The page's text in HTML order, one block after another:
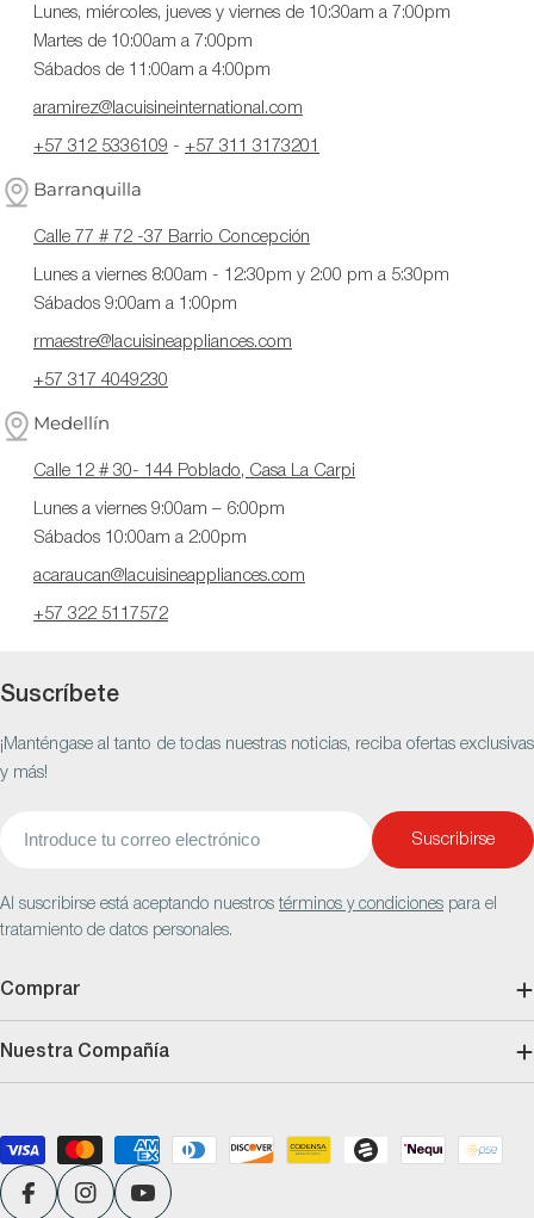
Lunes, miércoles, jueves y viernes de 10:30am a 7:00pm
Martes de 10:00am a 7:00pm
Sábados de 11:00am a 4:00pm
aramirez@lacuisineinternational.com
+57 312 5336109 - +57 311 3173201
Barranquilla
Calle 77 # 72 -37 Barrio Concepción
Lunes a viernes 8:00am - 12:30pm y 2:00 pm a 5:30pm
Sábados 9:00am a 1:00pm
rmaestre@lacuisineappliances.com
+57 317 4049230
Medellín
Calle 12 # 30- 144 Poblado, Casa La Carpi
Lunes a viernes 9:00am – 6:00pm
Sábados 10:00am a 2:00pm
acaraucan@lacuisineappliances.com
+57 322 5117572
Suscríbete
¡Manténgase al tanto de todas nuestras noticias, reciba ofertas exclusivas
y más!
Suscribirse
Al suscribirse está aceptando nuestrostérminos y condiciones para el
tratamiento de datos personales.
Comprar
Nuestra Compañía
Métodos
de
pagoFacebookInstagramYouTube